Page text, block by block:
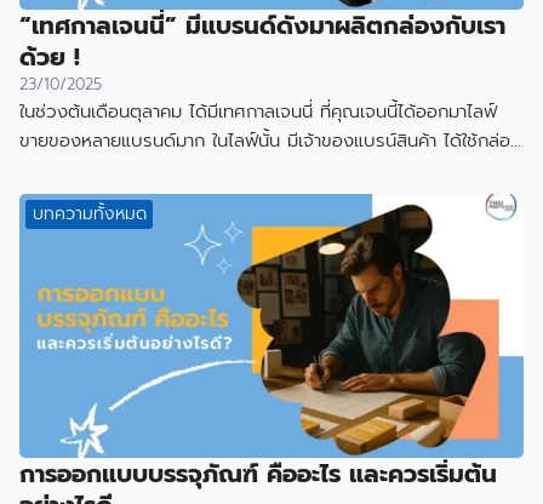
“เทศกาลเจนนี่” มีแบรนด์ดังมาผลิตกล่องกับเรา
ด้วย !
23/10/2025
ในช่วงต้นเดือนตุลาคม ได้มีเทศกาลเจนนี่ ที่คุณเจนนี้ได้ออกมาไลฟ์
ขายของหลายแบรนด์มาก ในไลฟ์นั้น มีเจ้าของแบรน์สินค้า ได้ใช้กล่อง
บทความทั้งหมด
การออกแบบบรรจุภัณฑ์ คืออะไร และควรเริ่มต้น